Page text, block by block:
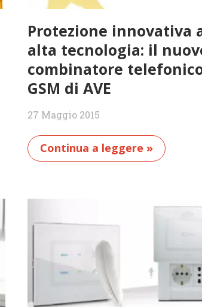
Protezione innovativa
alta tecnologia: il
combinatore
GSM di AVE
27 Maggio 2015
Continua a leggere »